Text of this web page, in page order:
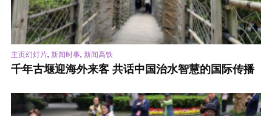
主页幻灯片, 新闻时事, 新闻高铁
千年古堰迎海外来客 共话中国治水智慧的国际传播